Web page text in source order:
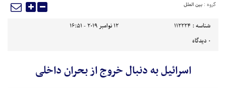
گروه : بین الملل
شناسه : 112224
12 نوامبر 2019 - 16:51
0 دیدگاه
اسرائیل به‌ دنبال خروج از بحران داخلی